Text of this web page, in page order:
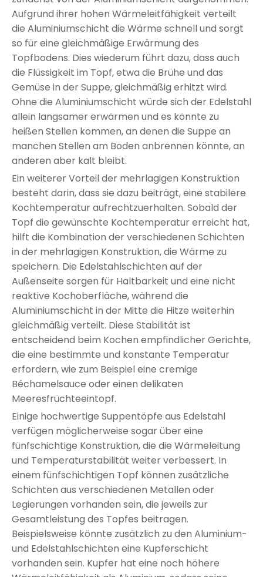
Aufgrund ihrer hohen Wärmeleitfähigkeit verteilt
die Aluminiumschicht die Wärme schnell und sorgt
so für eine gleichmäßige Erwärmung des
Topfbodens. Dies wiederum führt dazu, dass auch
die Flüssigkeit im Topf, etwa die Brühe und das
Gemüse in der Suppe, gleichmäßig erhitzt wird.
Ohne die Aluminiumschicht würde sich der Edelstahl
allein langsamer erwärmen und es könnte zu
heißen Stellen kommen, an denen die Suppe an
manchen Stellen am Boden anbrennen könnte, an
anderen aber kalt bleibt.
Ein weiterer Vorteil der mehrlagigen Konstruktion
besteht darin, dass sie dazu beiträgt, eine stabilere
Kochtemperatur aufrechtzuerhalten. Sobald der
Topf die gewünschte Kochtemperatur erreicht hat,
hilft die Kombination der verschiedenen Schichten
in der mehrlagigen Konstruktion, die Wärme zu
speichern. Die Edelstahlschichten auf der
Außenseite sorgen für Haltbarkeit und eine nicht
reaktive Kochoberfläche, während die
Aluminiumschicht in der Mitte die Hitze weiterhin
gleichmäßig verteilt. Diese Stabilität ist
entscheidend beim Kochen empfindlicher Gerichte,
die eine bestimmte und konstante Temperatur
erfordern, wie zum Beispiel eine cremige
Béchamelsauce oder einen delikaten
Meeresfrüchteeintopf.
Einige hochwertige Suppentöpfe aus Edelstahl
verfügen möglicherweise sogar über eine
fünfschichtige Konstruktion, die die Wärmeleitung
und Temperaturstabilität weiter verbessert. In
einem fünfschichtigen Topf können zusätzliche
Schichten aus verschiedenen Metallen oder
Legierungen vorhanden sein, die jeweils zur
Gesamtleistung des Topfes beitragen.
Beispielsweise könnte zusätzlich zu den Aluminium-
und Edelstahlschichten eine Kupferschicht
vorhanden sein. Kupfer hat eine noch höhere